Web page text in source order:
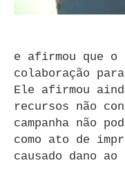
e afirmou que
colaboração
Ele afirmou
recursos não
campanha não
como ato de
causado dano